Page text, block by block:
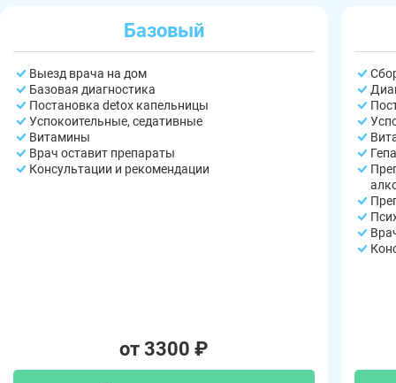
Базовый
Выезд врача на дом
Базовая диагностика
Постановка detox капельницы
Успокоительные, седативные
Витамины
Врач оставит препараты
Консультации и рекомендации
от 3300 ₽